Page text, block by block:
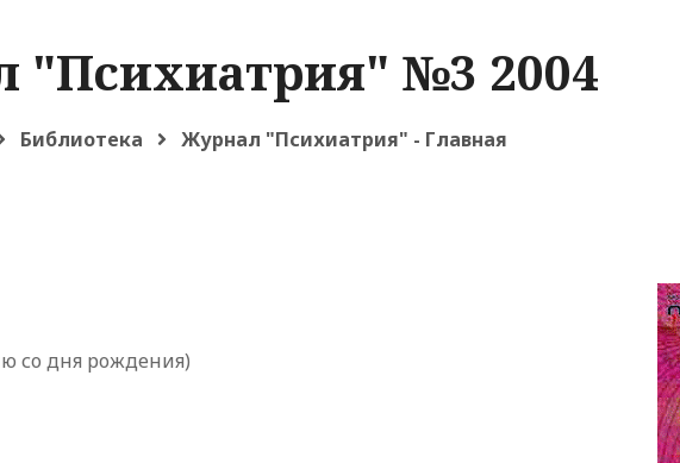
"Психиатрия" №3 2004
Библиотека Журнал "Психиатрия" - Главная
со дня рождения)